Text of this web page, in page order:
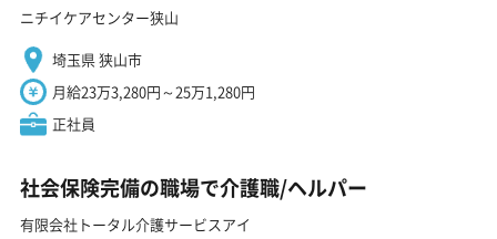
ニチイケアセンター狭山
埼玉県 狭山市
月給23万3,280円～25万1,280円
正社員
社会保険完備の職場で介護職/ヘルパー
有限会社トータル介護サービスアイ